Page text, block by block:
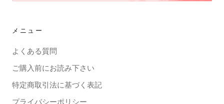
メニュー
よくある質問
ご購入前にお読み下さい
特定商取引法に基づく表記